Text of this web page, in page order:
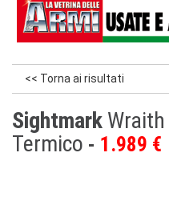
<< Torna ai risultati
Sightmark
Termico
1.989 €